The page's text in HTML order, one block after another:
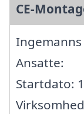
CE-
Ingemanns
Ansatte:
Startdato: